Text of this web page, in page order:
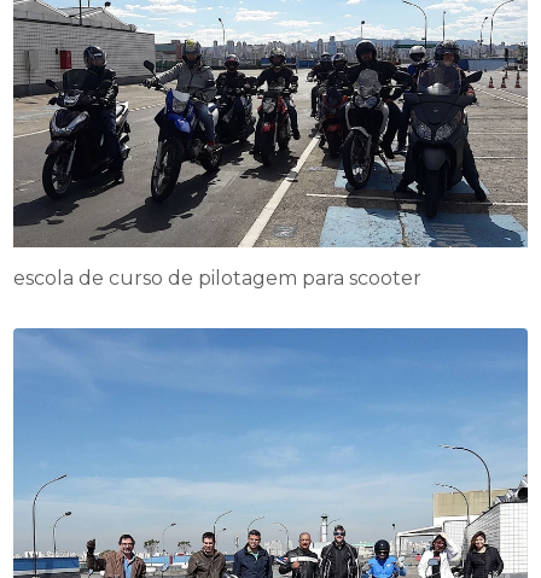
escola de curso de pilotagem para scooter